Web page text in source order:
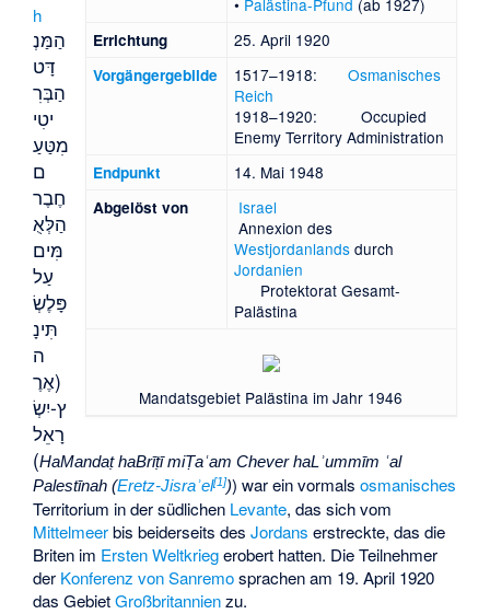
• Palästina-Pfund (ab 1927)
Errichtung 25. April 1920
Vorgängergebilde 1517–1918:
Osmanisches
Reich
1918–1920:
Occupied
Enemy Territory Administration
Endpunkt 14. Mai 1948
Abgelöst von
Israel
Annexion des
Westjordanlands durch
Jordanien
Protektorat Gesamt-
Palästina
Mandatsgebiet Palästina im Jahr 1946
h
הַמַּנְ
דָּט
הַבְּרִ
יטִי
מִטַּעַ
ם
חֶבֶר
הַלְּאֻ
מִּים
עַל
פָּלֶשְׂ
תִּינָ
ה
(אֶרֶ
ץ-יִשְׂ
רָאֵל
)HaMandaṭ haBrīṭī miṬaʿam Chever haLʾummīm ʿal
Palestīnah (Eretz-Jisraʾel[1])) war ein vormalsosmanisches
Territorium in der südlichen Levante, das sich vom
Mittelmeerbis beiderseits desJordans erstreckte, das die
Briten im Ersten Weltkriegerobert hatten. Die Teilnehmer
der Konferenz von Sanremosprachen am 19. April 1920
das GebietGroßbritannienzu.